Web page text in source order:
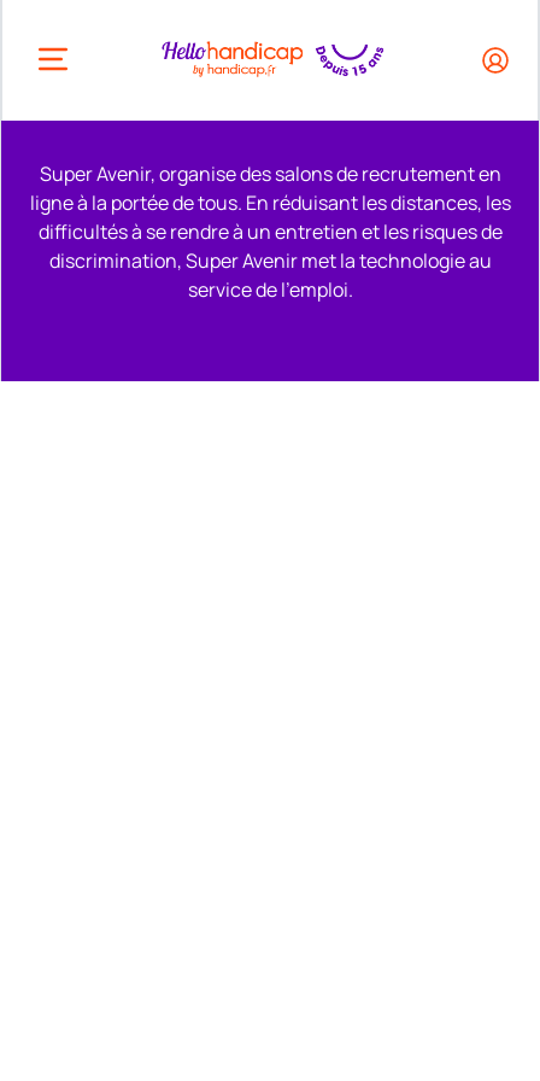
HEADER.OPEN_BUTTON
Super Avenir, organise des salons de recrutement en
ligne à la portée de tous. En réduisant les distances, les
difficultés à se rendre à un entretien et les risques de
discrimination, Super Avenir met la technologie au
service de l'emploi.